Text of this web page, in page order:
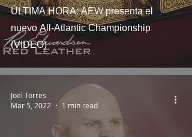
ÚLTIMA HORA: AEW presenta el
nuevo All-Atlantic Championship
(VIDEO)
Joel Torres
Mar 5, 2022
1 min read